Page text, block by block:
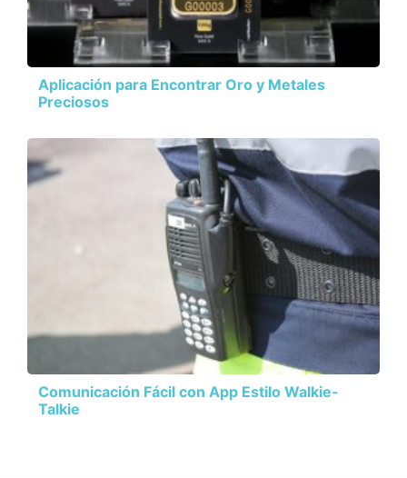
Aplicación para Encontrar Oro y Metales
Preciosos
Comunicación Fácil con App Estilo Walkie-
Talkie